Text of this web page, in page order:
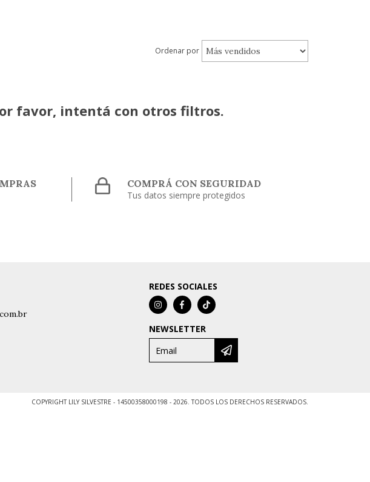
Ordenar por
favor, intentá con otros filtros.
COMPRÁ CON SEGURIDAD
Tus datos siempre protegidos
REDES SOCIALES
NEWSLETTER
COPYRIGHT LILY SILVESTRE - 14500358000198 - 2026. TODOS LOS DERECHOS RESERVADOS.